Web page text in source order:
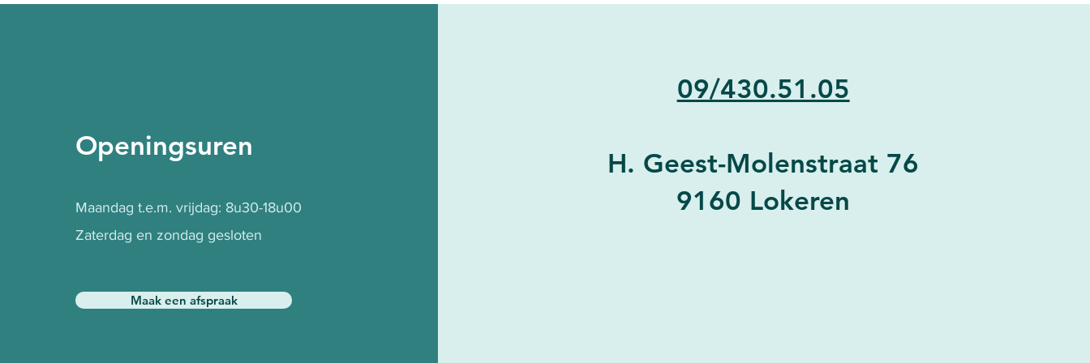
Openingsuren
Maandag t.e.m. vrijdag: 8u30-18u00
Zaterdag en zondag gesloten
Maak een afspraak
09/430.51.05
H. Geest-Molenstraat 76
9160 Lokeren